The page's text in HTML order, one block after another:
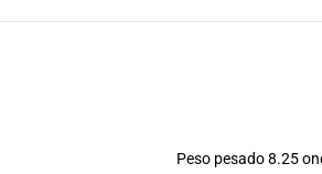
Peso pesado 8.25